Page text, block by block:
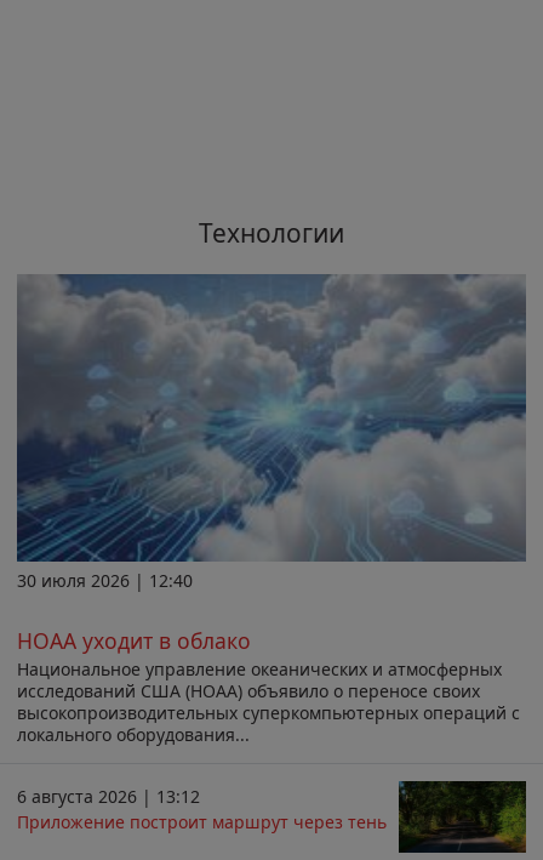
Технологии
30 июля 2026 | 12:40
НОАА уходит в облако
Национальное управление океанических и атмосферных
исследований США (НОАА) объявило о переносе своих
высокопроизводительных суперкомпьютерных операций с
локального оборудования...
6 августа 2026 | 13:12
Приложение построит маршрут через тень